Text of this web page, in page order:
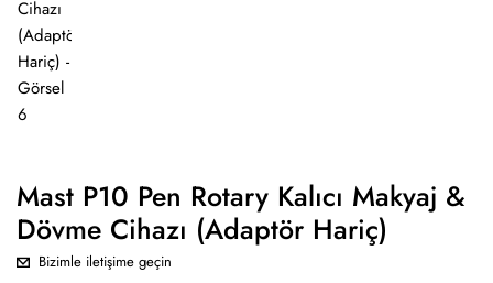
Mast P10 Pen Rotary Kalıcı Makyaj &
Dövme Cihazı (Adaptör Hariç)
Bizimle iletişime geçin